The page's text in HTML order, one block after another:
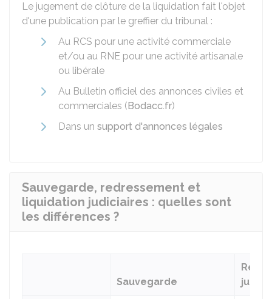
Le jugement de clôture de la liquidation fait l'objet
d'une publication par le greffier du tribunal :
Au RCS pour une activité commerciale
et/ou au RNE pour une activité artisanale
ou libérale
Au Bulletin officiel des annonces civiles et
commerciales (Bodacc.fr)
Dans un support d'annonces légales
Sauvegarde, redressement et
liquidation judiciaires : quelles sont
les différences ?
Sauvegarde